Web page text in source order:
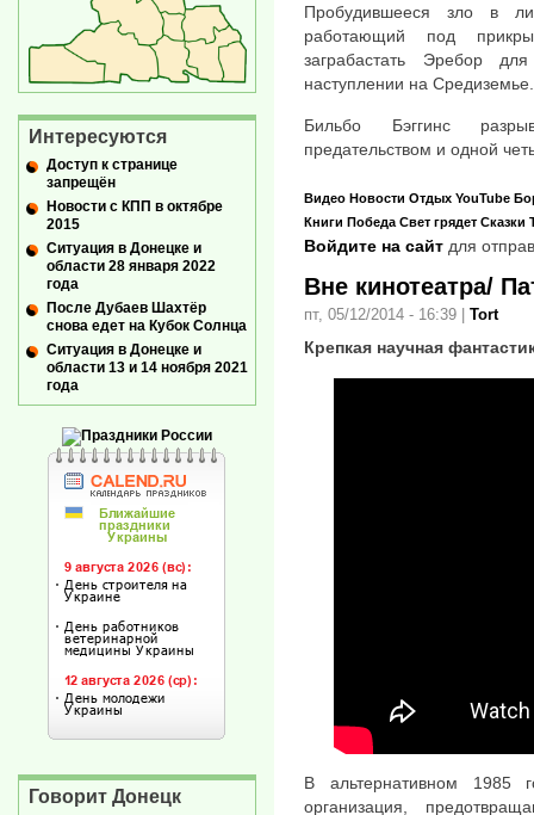
Пробудившееся зло в
работающий под
заграбастать Эребор
наступлении на Средиземье.
Бильбо Бэггинс
предательством и одной
Видео Новости Отдых YouTube
Книги Победа Свет грядет Сказки
Войдите на сайт для
Вне кинотеатра/
пт, 05/12/2014 - 16:39 Tort
Крепкая научная
В альтернативном 1985
организация,
Интересуются
Доступ к странице
запрещён
Новости с КПП в октябре
2015
Ситуация в Донецке и
области 28 января 2022
года
После Дубаев Шахтёр
снова едет на Кубок Солнца
Ситуация в Донецке и
области 13 и 14 ноября 2021
года
Говорит Донецк